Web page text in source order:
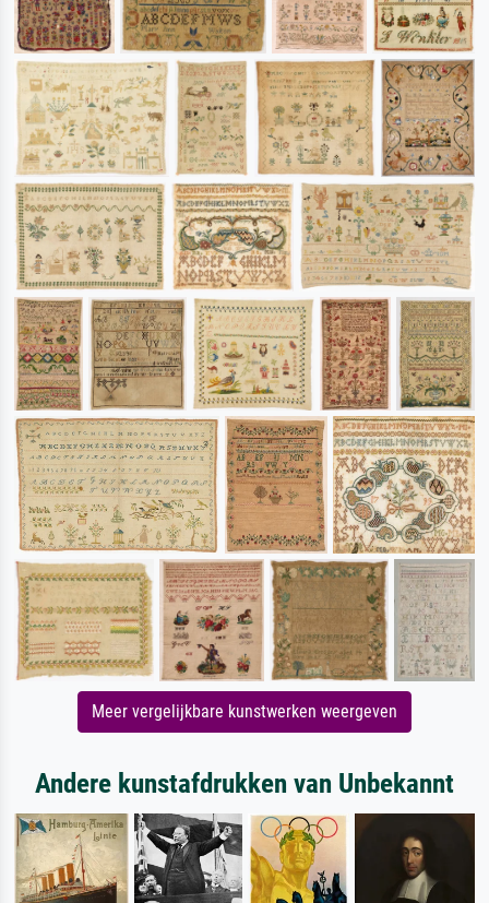
Meer vergelijkbare kunstwerken weergeven
Andere kunstafdrukken van Unbekannt